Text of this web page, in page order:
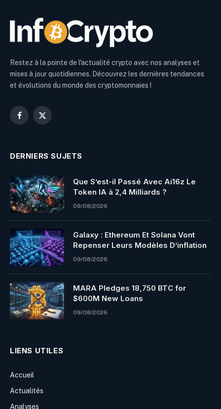
Restez à la pointe de l'actualité crypto avec nos analyses et
mises à jour quotidiennes. Découvrez les dernières tendances
et évolutions du monde des cryptomonnaies !
Facebook
X
DERNIERS SUJETS
Que S’est-il Passé Avec Ai16z Le
Token IA à 2,4 Milliards ?
09/08/2026
Galaxy : Ethereum Et Solana Vont
Repenser Leurs Modèles D’inflation
09/08/2026
MARA Pledges 18,750 BTC for
$600M New Loans
09/08/2026
LIENS UTILES
Accueil
Actualités
Analyses